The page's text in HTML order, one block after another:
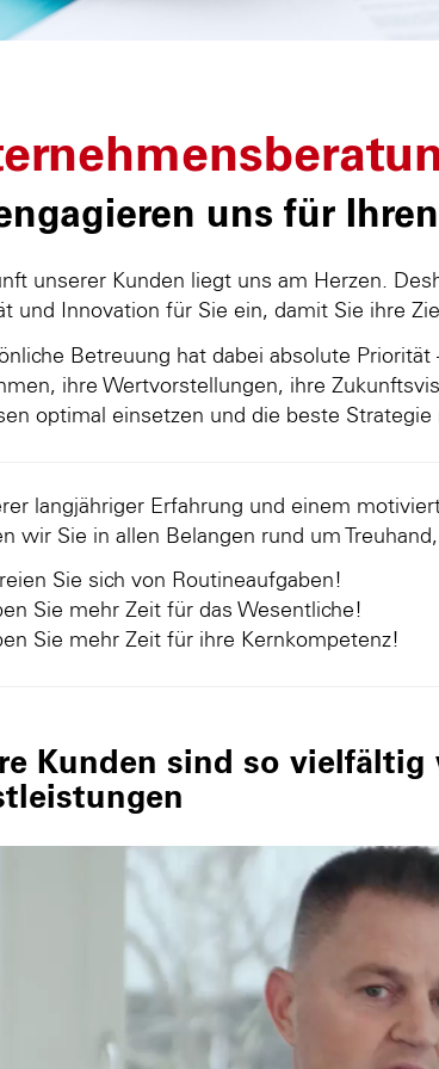
uns für
unserer Kunden liegt uns am Herzen.
und Innovation für Sie ein, damit Sie ihre
Betreuung hat dabei absolute
ihre Wertvorstellungen, ihre
optimal einsetzen und die beste
langjähriger Erfahrung und einem
wir Sie in allen Belangen rund um
Sie sich von Routineaufgaben!
Sie mehr Zeit für das Wesentliche!
Sie mehr Zeit für ihre Kernkompetenz!
Kunden sind so vielfältig